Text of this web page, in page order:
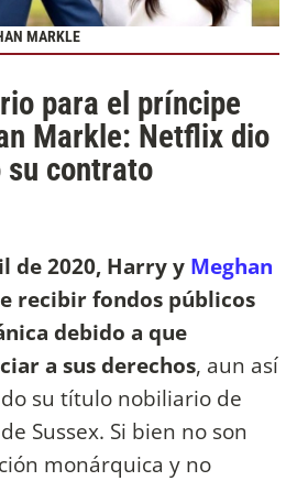
MARKLE
para el príncipe
Markle: Netflix dio
contrato
de 2020, Harry y Meghan
recibir fondos públicos
debido a que
a sus derechos, aun así
su título nobiliario de
Sussex. Si bien no son
monárquica y no